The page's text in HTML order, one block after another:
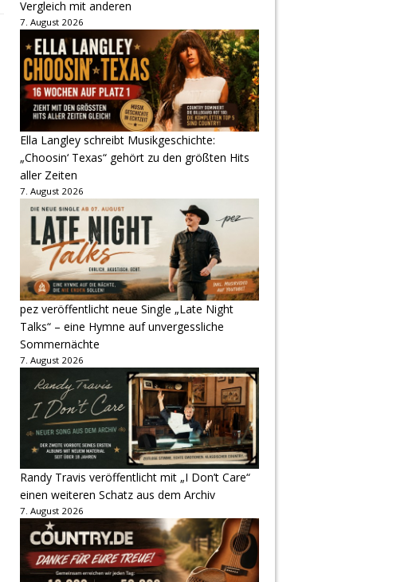
Vergleich mit anderen
7. August 2026
Ella Langley schreibt Musikgeschichte:
„Choosin‘ Texas“ gehört zu den größten Hits
aller Zeiten
7. August 2026
pez veröffentlicht neue Single „Late Night
Talks“ – eine Hymne auf unvergessliche
Sommernächte
7. August 2026
Randy Travis veröffentlicht mit „I Don’t Care“
einen weiteren Schatz aus dem Archiv
7. August 2026